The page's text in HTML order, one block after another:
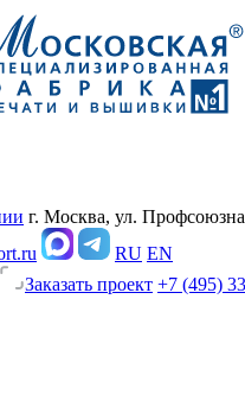
г. Москва, ул.
RU EN
Заказать проект +7 (495)